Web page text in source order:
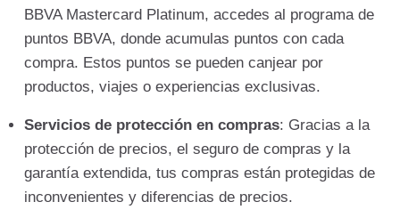
BBVA Mastercard Platinum, accedes al programa de
puntos BBVA, donde acumulas puntos con cada
compra. Estos puntos se pueden canjear por
productos, viajes o experiencias exclusivas.
Servicios de protección en compras: Gracias a la
protección de precios, el seguro de compras y la
garantía extendida, tus compras están protegidas de
inconvenientes y diferencias de precios.